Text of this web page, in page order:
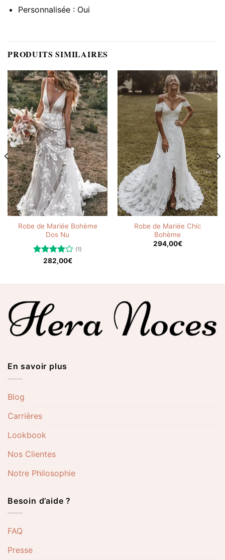
Personnalisée : Oui
PRODUITS SIMILAIRES
Robe de Mariée Bohème
Dos Nu
Note
(1)
282,00€
Robe de Mariée Chic
Bohème
294,00€
En savoir plus
Blog
Carrières
Lookbook
Nos Clientes
Notre Philosophie
Besoin d’aide ?
FAQ
Presse